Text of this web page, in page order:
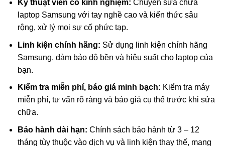
Kỹ thuật viên có kinh nghiệm: Chuyên sửa chữa
laptop Samsung với tay nghề cao và kiến thức sâu
rộng, xử lý mọi sự cố phức tạp.
Linh kiện chính hãng: Sử dụng linh kiện chính hãng
Samsung, đảm bảo độ bền và hiệu suất cho laptop của
bạn.
Kiểm tra miễn phí, báo giá minh bạch: Kiểm tra máy
miễn phí, tư vấn rõ ràng và báo giá cụ thể trước khi sửa
chữa.
Bảo hành dài hạn: Chính sách bảo hành từ 3 – 12
tháng tùy thuộc vào dịch vụ và linh kiện thay thế, mang